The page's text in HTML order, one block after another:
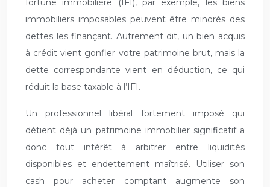
fortune immobilière (IFI), par exemple, les biens
immobiliers imposables peuvent être minorés des
dettes les finançant. Autrement dit, un bien acquis
à crédit vient gonfler votre patrimoine brut, mais la
dette correspondante vient en déduction, ce qui
réduit la base taxable à l’IFI.
Un professionnel libéral fortement imposé qui
détient déjà un patrimoine immobilier significatif a
donc tout intérêt à arbitrer entre liquidités
disponibles et endettement maîtrisé. Utiliser son
cash pour acheter comptant augmente son